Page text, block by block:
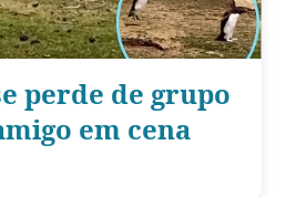
perde de grupo
em cena